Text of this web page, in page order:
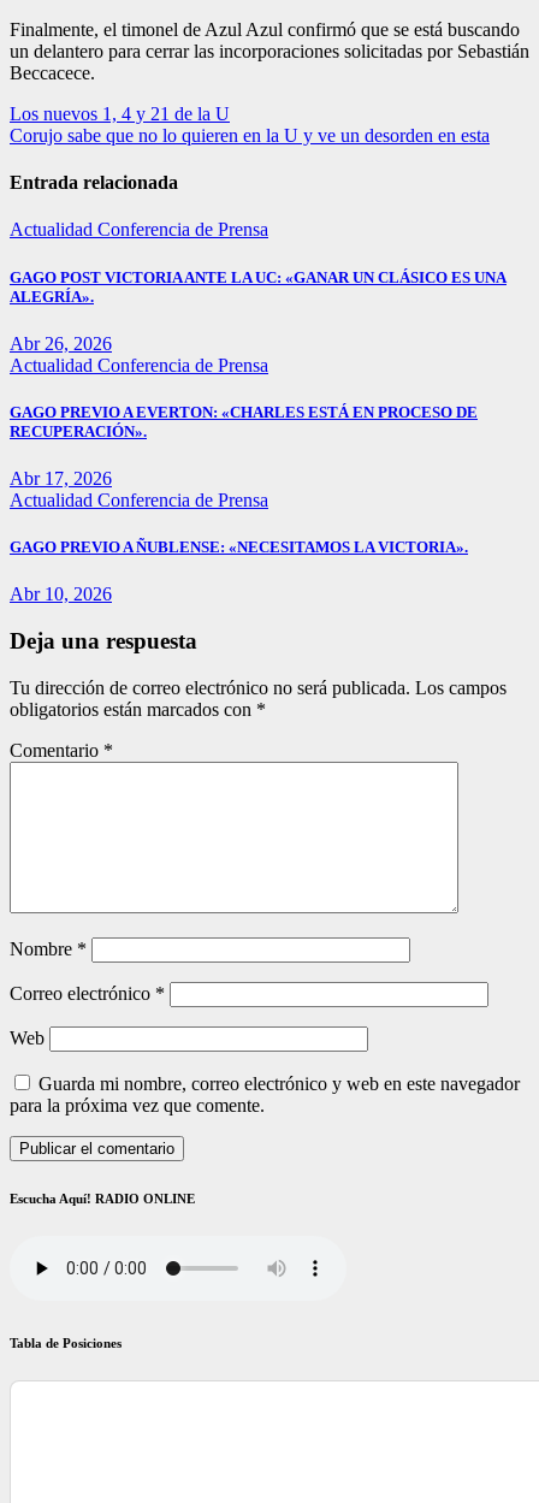
Finalmente, el timonel de Azul Azul confirmó que se está buscando
un delantero para cerrar las incorporaciones solicitadas por Sebastián
Beccacece.
Navegación
de
entradas
Los nuevos 1, 4 y 21 de la U
Corujo sabe que no lo quieren en la U y ve un desorden en esta
Entrada relacionada
Actualidad Conferencia de Prensa
GAGO POST VICTORIA ANTE LA UC: «GANAR UN CLÁSICO ES UNA
ALEGRÍA».
Abr 26, 2026
Actualidad Conferencia de Prensa
GAGO PREVIO A EVERTON: «CHARLES ESTÁ EN PROCESO DE
RECUPERACIÓN».
Abr 17, 2026
Actualidad Conferencia de Prensa
GAGO PREVIO A ÑUBLENSE: «NECESITAMOS LA VICTORIA».
Abr 10, 2026
Deja una respuesta
Tu dirección de correo electrónico no será publicada. Los campos
obligatorios están marcados con *
Comentario *
Nombre *
Correo electrónico *
Web
Guarda mi nombre, correo electrónico y web en este navegador
para la próxima vez que comente.
Escucha Aquí! RADIO ONLINE
Tabla de Posiciones